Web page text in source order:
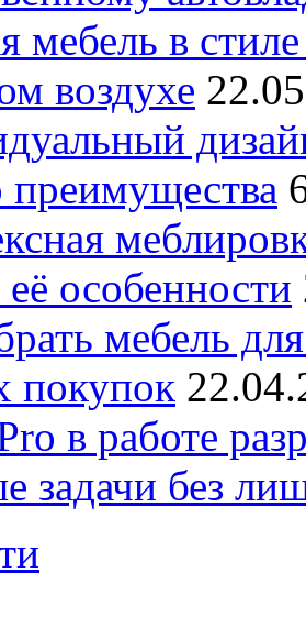
мебель в
воздухе
преимущества
особенности
мебель
покупок
в работе
задачи без